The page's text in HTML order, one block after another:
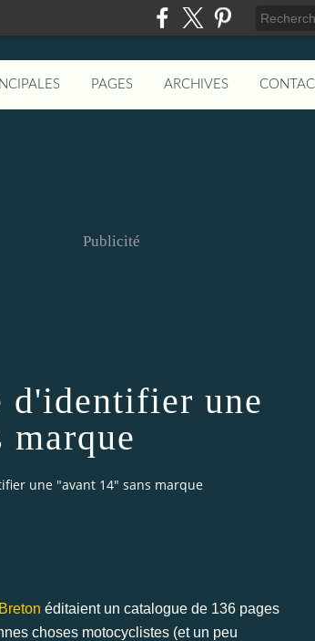
PAGES ARCHIVES
Publicité
une
marque
une "avant 14" sans marque
éditaient un catalogue de 136 pages
choses motocyclistes (et un peu